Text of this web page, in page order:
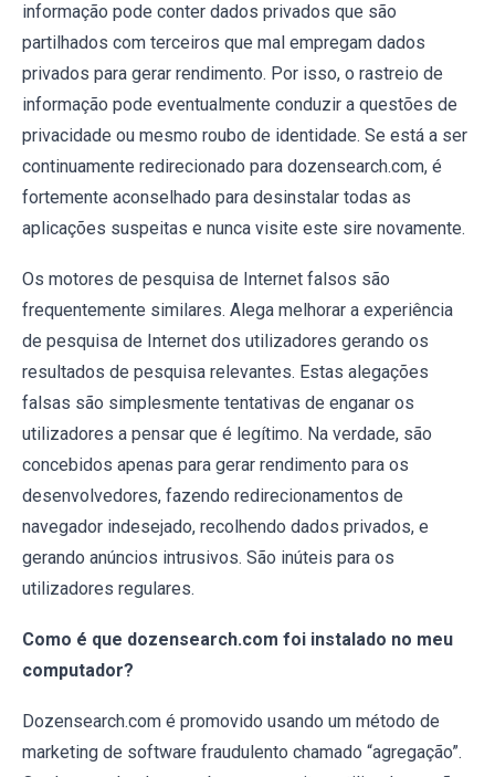
informação pode conter dados privados que são
partilhados com terceiros que mal empregam dados
privados para gerar rendimento. Por isso, o rastreio de
informação pode eventualmente conduzir a questões de
privacidade ou mesmo roubo de identidade. Se está a ser
continuamente redirecionado para dozensearch.com, é
fortemente aconselhado para desinstalar todas as
aplicações suspeitas e nunca visite este sire novamente.
Os motores de pesquisa de Internet falsos são
frequentemente similares. Alega melhorar a experiência
de pesquisa de Internet dos utilizadores gerando os
resultados de pesquisa relevantes. Estas alegações
falsas são simplesmente tentativas de enganar os
utilizadores a pensar que é legítimo. Na verdade, são
concebidos apenas para gerar rendimento para os
desenvolvedores, fazendo redirecionamentos de
navegador indesejado, recolhendo dados privados, e
gerando anúncios intrusivos. São inúteis para os
utilizadores regulares.
Como é que dozensearch.com foi instalado no meu
computador?
Dozensearch.com é promovido usando um método de
marketing de software fraudulento chamado “agregação”.